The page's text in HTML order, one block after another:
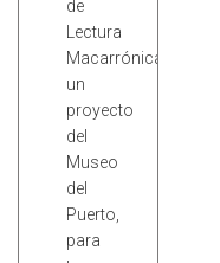
de
Lectura
Macarrónica,
un
proyecto
del
Museo
del
Puerto,
para